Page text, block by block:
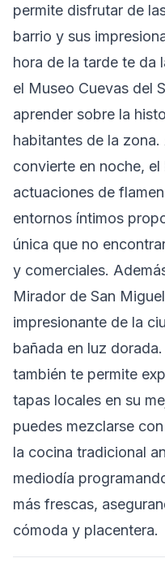
permite disfrutar de
barrio y sus
hora de la tarde te da
el Museo Cuevas del
aprender sobre la
habitantes de la
convierte en noche,
actuaciones de
entornos íntimos
única que no
y comerciales.
Mirador de San
impresionante de la
bañada en luz
también te permite
tapas locales en su
puedes mezclarse
la cocina tradicional
mediodía
más frescas,
cómoda y placentera.